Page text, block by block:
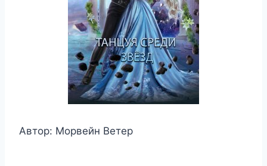
Автор: Морвейн Ветер